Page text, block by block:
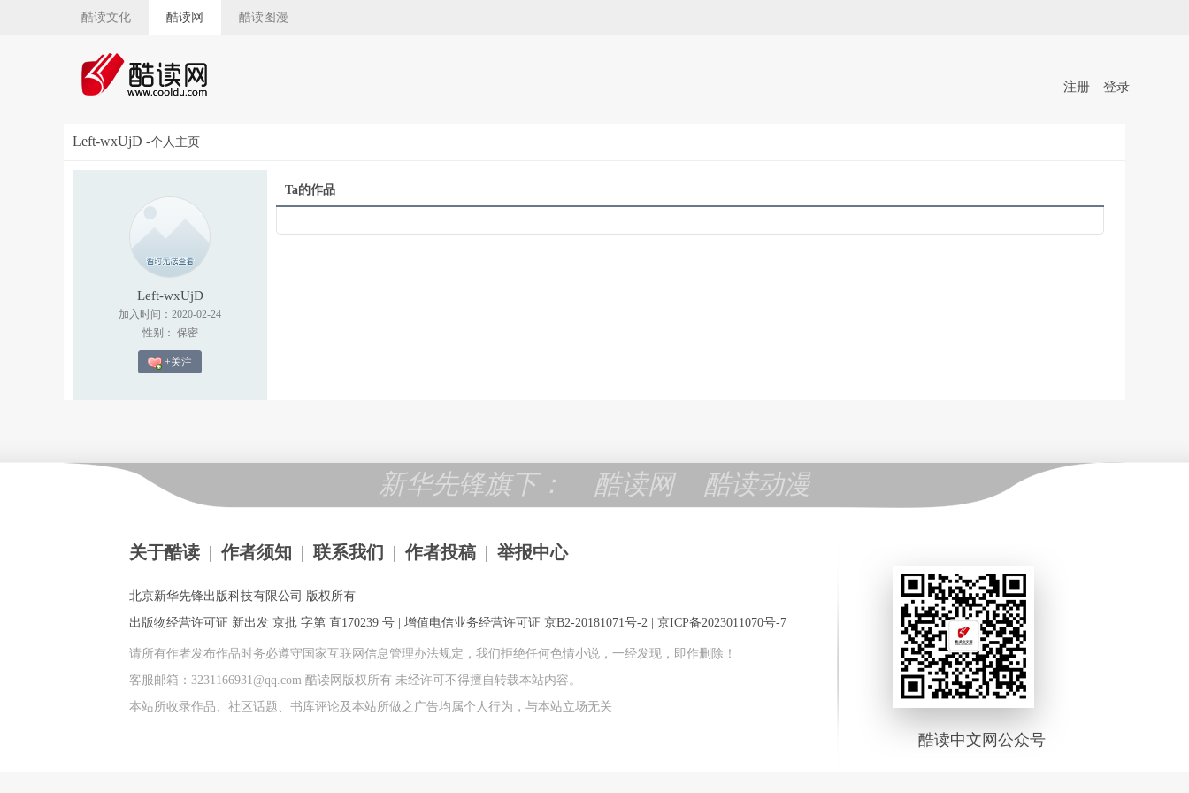
酷读文化 酷读网 酷读图漫
注册 登录
Left-wxUjD -个人主页
Left-wxUjD
加入时间：2020-02-24
性别： 保密
+关注
Ta的作品
新华先锋旗下： 酷读网 酷读动漫
关于酷读 | 作者须知 | 联系我们 | 作者投稿 | 举报中心
北京新华先锋出版科技有限公司 版权所有
出版物经营许可证 新出发 京批 字第 直170239 号 | 增值电信业务经营许可证 京B2-20181071号-2 | 京ICP备2023011070号-7
请所有作者发布作品时务必遵守国家互联网信息管理办法规定，我们拒绝任何色情小说，一经发现，即作删除！
客服邮箱：3231166931@qq.com 酷读网版权所有 未经许可不得擅自转载本站内容。
本站所收录作品、社区话题、书库评论及本站所做之广告均属个人行为，与本站立场无关
酷读中文网公众号